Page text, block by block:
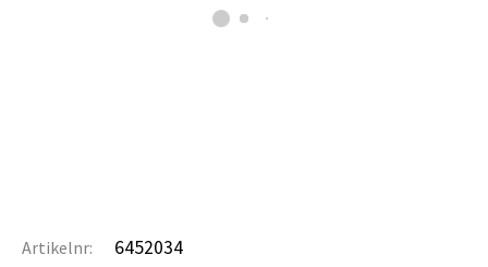
Artikelnr: 6452034